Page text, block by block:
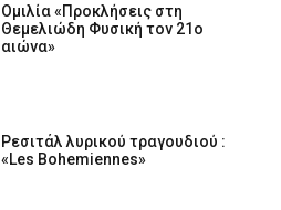
Ομιλία «Προκλήσεις στη
Θεμελιώδη Φυσική τον 21ο
αιώνα»
Ρεσιτάλ λυρικού τραγουδιού :
«Les Bohemiennes»